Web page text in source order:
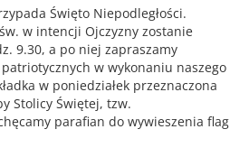
Święto Niepodległości.
w intencji Ojczyzny zostanie
9.30, a po niej zapraszamy
w wykonaniu naszego
w poniedziałek przeznaczona
Stolicy Świętej, tzw.
parafian do wywieszenia flag